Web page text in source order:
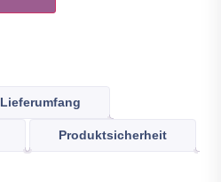
Lieferumfang
Produktsicherheit